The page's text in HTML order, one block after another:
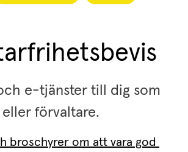
e-tjänster till dig som
förvaltare.
broschyrer om att vara god